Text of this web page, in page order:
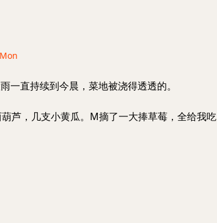
一直持续到今晨，菜地被浇得透透的。
芦，几支小黄瓜。M摘了一大捧草莓，全给我吃